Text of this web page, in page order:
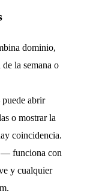
dominio,
la semana o
abrir
o mostrar la
coincidencia.
— funciona con
y cualquier